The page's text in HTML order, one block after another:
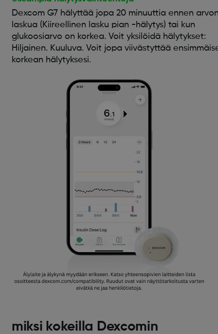
Dexcom G7 hälyttää jopa 20 minuuttia ennen
laskua (Kiireellinen lasku pian -hälytys) tai kun
glukoosiarvo on korkea. Voit yksilöidä hälytykset:
Hiljainen. Kuuluva. Voit jopa viivästyttää
korkean hälytyksesi.
miksi kokeilla Dexcomin